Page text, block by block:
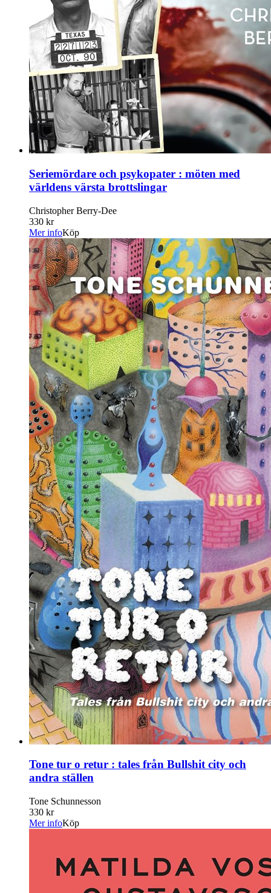
Seriemördare och psykopater : möten med
världens värsta brottslingar
Christopher Berry-Dee
330 kr
Mer infoKöp
Tone tur o retur : tales från Bullshit city och
andra ställen
Tone Schunnesson
330 kr
Mer infoKöp